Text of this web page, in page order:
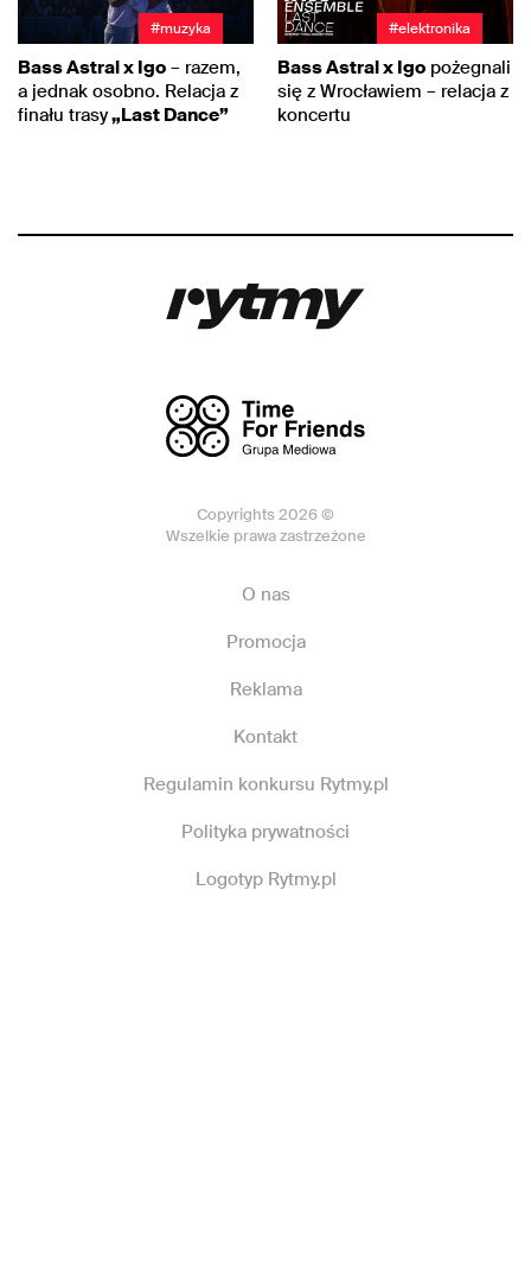
#muzyka
Bass Astral x Igo – razem,
a jednak osobno. Relacja z
finału trasy„Last Dance”
#elektronika
Bass Astral x Igo pożegnali
się z Wrocławiem – relacja z
koncertu
Copyrights 2026 ©
Wszelkie prawa zastrzeżone
O nas
Promocja
Reklama
Kontakt
Regulamin konkursu Rytmy.pl
Polityka prywatności
Logotyp Rytmy.pl